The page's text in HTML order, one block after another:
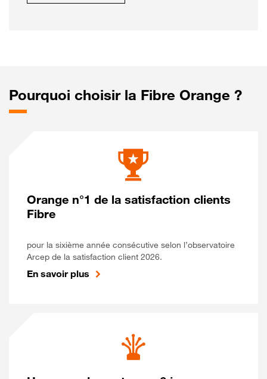
Pourquoi choisir la Fibre Orange ?
Orange n°1 de la satisfaction clients
Fibre
pour la sixième année consécutive selon l’observatoire
Arcep de la satisfaction client 2026.
En savoir plus